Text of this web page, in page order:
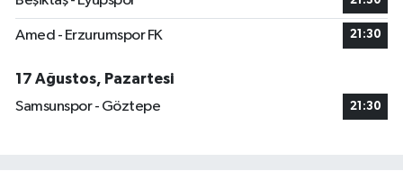
Amed - Erzurumspor FK 21:30
17 Ağustos, Pazartesi
Samsunspor - Göztepe
21:30